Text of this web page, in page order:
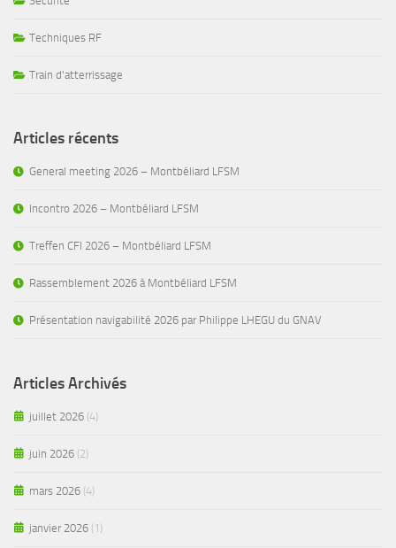
Techniques RF
Train d'atterrissage
Articles récents
General meeting 2026 – Montbéliard LFSM
Incontro 2026 – Montbéliard LFSM
Treffen CFI 2026 – Montbéliard LFSM
Rassemblement 2026 à Montbéliard LFSM
Présentation navigabilité 2026 par Philippe LHEGU du GNAV
Articles Archivés
juillet 2026 (4)
juin 2026 (2)
mars 2026 (4)
janvier 2026 (1)